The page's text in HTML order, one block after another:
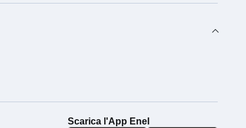
Scarica l'App Enel